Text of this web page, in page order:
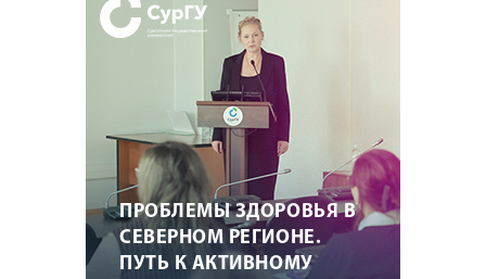
ПРОБЛЕМЫ ЗДОРОВЬЯ В
СЕВЕРНОМ РЕГИОНЕ.
ПУТЬ К АКТИВНОМУ